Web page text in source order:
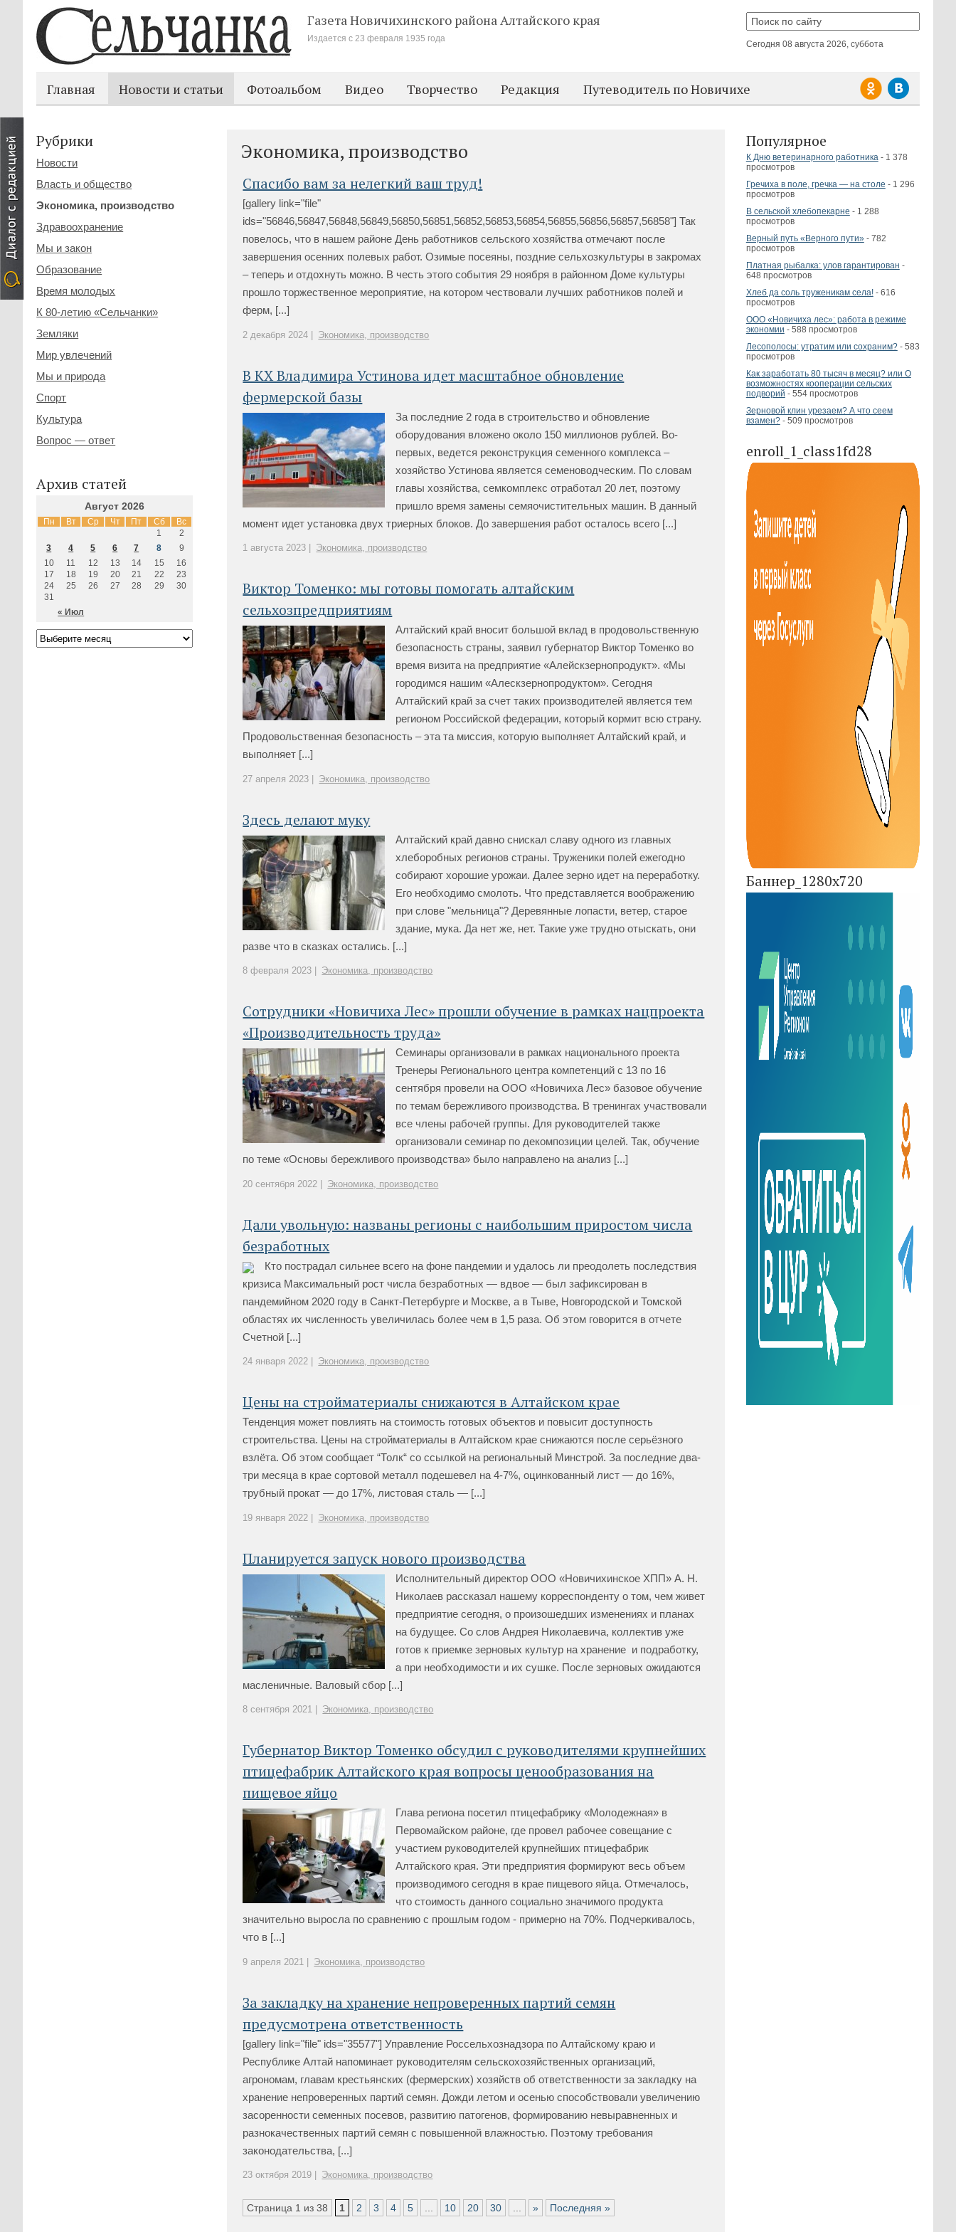
Газета Новичихинского районаАлтайского края
Издается с 23 февраля 1935 года
Сегодня 08 августа 2026, суббота
Главная Новости и статьи Фотоальбом Видео Творчество Редакция Путеводитель по Новичихе
Популярное
К Дню ветеринарного работника- 1 378
просмотров
Гречиха в поле, гречка — на столе - 1 296
просмотров
В сельской хлебопекарне - 1 288
просмотров
Верный путь «Верного пути»- 782
просмотров
Платная рыбалка: улов гарантирован -
648 просмотров
Хлеб да соль труженикам села!- 616
просмотров
ООО «Новичиха лес»: работа в режиме
экономии - 588 просмотров
Лесополосы: утратим или сохраним?- 583
просмотров
Как заработать 80 тысяч в месяц? или О
возможностях кооперации сельских
подворий - 554 просмотров
Зерновой клин урезаем? А что сеем
взамен?- 509 просмотров
enroll_1_class1fd28
Баннер_1280x720
Экономика, производство
Спасибо вам за нелегкий ваш труд!
[gallery link="file"
ids="56846,56847,56848,56849,56850,56851,56852,56853,56854,56855,56856,56857,56858"] Так
повелось, что в нашем районе День работников сельского хозяйства отмечают после
завершения осенних полевых работ. Озимые посеяны, поздние сельхозкультуры в закромах
– теперь и отдохнуть можно. В честь этого события 29 ноября в районном Доме культуры
прошло торжественное мероприятие, на котором чествовали лучших работников полей и
ферм, [...]
2 декабря 2024 | Экономика, производство
В КХ Владимира Устинова идет масштабное обновление
фермерской базы
За последние 2 года в строительство и обновление
оборудования вложено около 150 миллионов рублей. Во-
первых, ведется реконструкция семенного комплекса –
хозяйство Устинова является семеноводческим. По словам
главы хозяйства, семкомплекс отработал 20 лет, поэтому
пришло время замены семяочистительных машин. В данный
момент идет установка двух триерных блоков. До завершения работ осталось всего [...]
1 августа 2023 | Экономика, производство
Виктор Томенко: мы готовы помогать алтайским
сельхозпредприятиям
Алтайский край вносит большой вклад в продовольственную
безопасность страны, заявил губернатор Виктор Томенко во
время визита на предприятие «Алейскзернопродукт». «Мы
городимся нашим «Алескзернопродуктом». Сегодня
Алтайский край за счет таких производителей является тем
регионом Российской федерации, который кормит всю страну.
Продовольственная безопасность – эта та миссия, которую выполняет Алтайский край, и
выполняет [...]
27 апреля 2023 | Экономика, производство
Здесь делают муку
Алтайский край давно снискал славу одного из главных
хлеборобных регионов страны. Труженики полей ежегодно
собирают хорошие урожаи. Далее зерно идет на переработку.
Его необходимо смолоть. Что представляется воображению
при слове "мельница"? Деревянные лопасти, ветер, старое
здание, мука. Да нет же, нет. Такие уже трудно отыскать, они
разве что в сказках остались. [...]
8 февраля 2023 | Экономика, производство
Сотрудники «Новичиха Лес» прошли обучение в рамках нацпроекта
«Производительность труда»
Семинары организовали в рамках национального проекта
Тренеры Регионального центра компетенций с 13 по 16
сентября провели на ООО «Новичиха Лес» базовое обучение
по темам бережливого производства. В тренингах участвовали
все члены рабочей группы. Для руководителей также
организовали семинар по декомпозиции целей. Так, обучение
по теме «Основы бережливого производства» было направлено на анализ [...]
20 сентября 2022 | Экономика, производство
Дали увольную: названы регионы с наибольшим приростом числа
безработных
Кто пострадал сильнее всего на фоне пандемии и удалось ли преодолеть последствия
кризиса Максимальный рост числа безработных — вдвое — был зафиксирован в
пандемийном 2020 году в Санкт-Петербурге и Москве, а в Тыве, Новгородской и Томской
областях их численность увеличилась более чем в 1,5 раза. Об этом говорится в отчете
Счетной [...]
24 января 2022 | Экономика, производство
Цены на стройматериалы снижаются в Алтайском крае
Тенденция может повлиять на стоимость готовых объектов и повысит доступность
строительства. Цены на стройматериалы в Алтайском крае снижаются после серьёзного
взлёта. Об этом сообщает “Толк“ со ссылкой на региональный Минстрой. За последние два-
три месяца в крае сортовой металл подешевел на 4-7%, оцинкованный лист — до 16%,
трубный прокат — до 17%, листовая сталь — [...]
19 января 2022 | Экономика, производство
Планируется запуск нового производства
Исполнительный директор ООО «Новичихинское ХПП» А. Н.
Николаев рассказал нашему корреспонденту о том, чем живет
предприятие сегодня, о произошедших изменениях и планах
на будущее. Со слов Андрея Николаевича, коллектив уже
готов к приемке зерновых культур на хранение и подработку,
а при необходимости и их сушке. После зерновых ожидаются
масленичные. Валовый сбор [...]
8 сентября 2021 | Экономика, производство
Губернатор Виктор Томенко обсудил с руководителями крупнейших
птицефабрик Алтайского края вопросы ценообразования на
пищевое яйцо
Глава региона посетил птицефабрику «Молодежная» в
Первомайском районе, где провел рабочее совещание с
участием руководителей крупнейших птицефабрик
Алтайского края. Эти предприятия формируют весь объем
производимого сегодня в крае пищевого яйца. Отмечалось,
что стоимость данного социально значимого продукта
значительно выросла по сравнению с прошлым годом - примерно на 70%. Подчеркивалось,
что в [...]
9 апреля 2021 | Экономика, производство
За закладку на хранение непроверенных партий семян
предусмотрена ответственность
[gallery link="file" ids="35577"] Управление Россельхознадзора по Алтайскому краю и
Республике Алтай напоминает руководителям сельскохозяйственных организаций,
агрономам, главам крестьянских (фермерских) хозяйств об ответственности за закладку на
хранение непроверенных партий семян. Дожди летом и осенью способствовали увеличению
засоренности семенных посевов, развитию патогенов, формированию невыравненных и
разнокачественных партий семян с повышенной влажностью. Поэтому требования
законодательства, [...]
23 октября 2019 | Экономика, производство
Страница 1 из 38 1 2 3 4 5 ... 10 20 30 ... » Последняя »
Рубрики
Новости
Власть и общество
Экономика, производство
Здравоохранение
Мы и закон
Образование
Время молодых
К 80-летию «Сельчанки»
Земляки
Мир увлечений
Мы и природа
Спорт
Культура
Вопрос — ответ
Архив статей
Август 2026
Пн Вт Ср Чт Пт Сб Вс
« Июл
1
2
3
4 5 6 7 8
9
10
11 12 13 14 15
16
17
18 19 20 21 22
23
24
25 26 27 28 29
30
31